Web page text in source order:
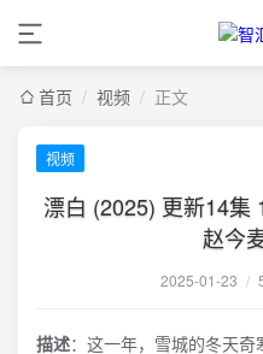
首页 / 视频 / 正文
视频
漂白 (2025) 更新14集
赵今
2025-01-23 /
描述：这一年，雪城的冬天